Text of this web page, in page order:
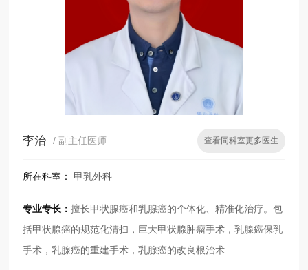
查看同科室更多医生
李治 / 副主任医师
所在科室： 甲乳外科
专业专长：擅长甲状腺癌和乳腺癌的个体化、精准化治疗。包
括甲状腺癌的规范化清扫，巨大甲状腺肿瘤手术，乳腺癌保乳
手术，乳腺癌的重建手术，乳腺癌的改良根治术